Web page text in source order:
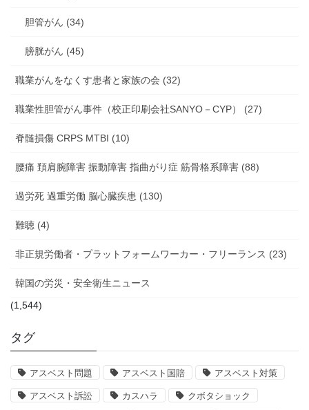
胆管がん (34)
膀胱がん (45)
職業がんをなくす患者と家族の会 (32)
職業性胆管がん事件（校正印刷会社SANYO－CYP） (27)
脊髄損傷 CRPS MTBI (10)
腰痛 頚肩腕障害 振動障害 指曲がり症 筋骨格系障害 (88)
過労死 過重労働 脳心臓疾患 (130)
難聴 (4)
非正規労働者・プラットフォームワーカー・フリーランス (23)
韓国の労災・安全衛生ニュース
(1,544)
タグ
アスベスト問題 アスベスト国賠 アスベスト対策
アスベスト訴訟 カスハラ クボタショック